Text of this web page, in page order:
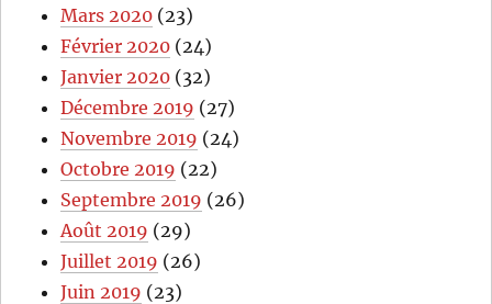
Mars 2020 (23)
Février 2020 (24)
Janvier 2020 (32)
Décembre 2019 (27)
Novembre 2019 (24)
Octobre 2019 (22)
Septembre 2019 (26)
Août 2019 (29)
Juillet 2019 (26)
Juin 2019 (23)